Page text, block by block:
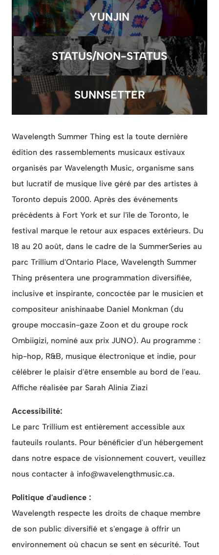
YUNJIN
STATUS/NON-STATUS
SUNNSETTER
Wavelength Summer Thing est la toute dernière
édition des rassemblements musicaux estivaux
organisés par Wavelength Music, organisme sans
but lucratif de musique live géré par des artistes à
Toronto depuis 2000. Après des événements
précédents à Fort York et sur l'île de Toronto, le
festival marque le retour aux espaces extérieurs. Du
18 au 20 août, dans le cadre de la SummerSeries au
parc Trillium d'Ontario Place, Wavelength Summer
Thing présentera une programmation diversifiée,
inclusive et inspirante, concoctée par le musicien et
compositeur anishinaabe Daniel Monkman (du
groupe moccasin-gaze Zoon et du groupe rock
Ombiigizi, nominé aux prix JUNO). Au programme :
hip-hop, R&B, musique électronique et indie, pour
célébrer le plaisir d'être ensemble au bord de l'eau.
Affiche réalisée par Sarah Alinia Ziazi
Accessibilité:
Le parc Trillium est entièrement accessible aux
fauteuils roulants. Pour bénéficier d'un hébergement
dans notre espace de visionnement couvert, veuillez
nous contacter à info@wavelengthmusic.ca.
Politique d'audience :
Wavelength respecte les droits de chaque membre
de son public diversifié et s'engage à offrir un
environnement où chacun se sent en sécurité. Tout